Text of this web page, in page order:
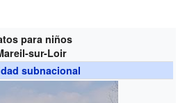
para niños
sur-Loir
subnacional